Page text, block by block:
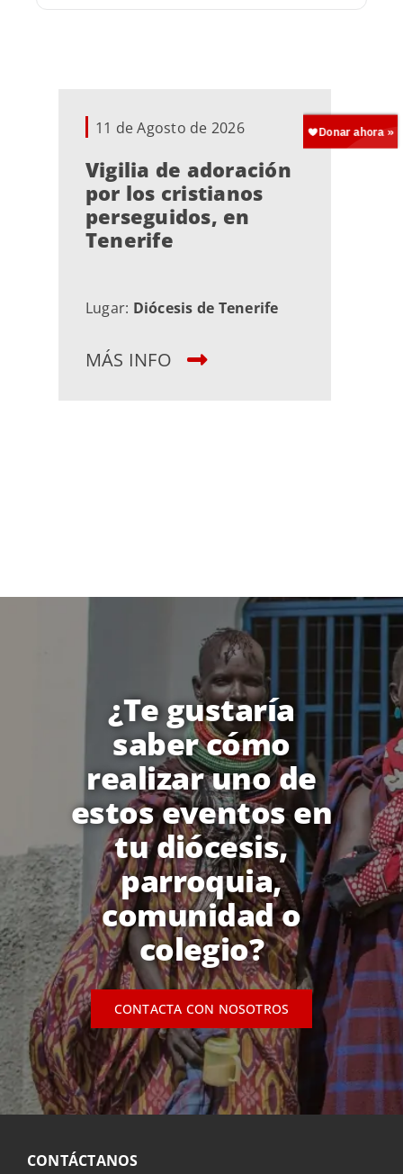
11 de Agosto de 2026
Vigilia de adoración
por los cristianos
perseguidos, en
Tenerife
Lugar: Diócesis de Tenerife
MÁS INFO
¿Te gustaría
saber cómo
realizar uno de
estos eventos en
tu diócesis,
parroquia,
comunidad o
colegio?
CONTACTA CON NOSOTROS
CONTÁCTANOS